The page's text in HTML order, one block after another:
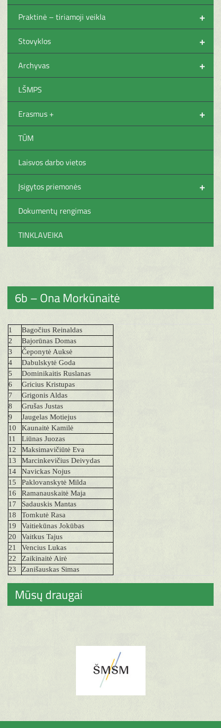
+
Praktinė – tiriamoji veikla
+
Stovyklos
+
Archyvas
LŠMPS
+
Erasmus +
TŪM
Laisvos darbo vietos
+
Įsigytos priemonės
Dokumentų rengimas
TINKLAVEIKA
6b – Ona Morkūnaitė
1
Bagočius Reinaldas
2
Bajorūnas Domas
3
Čeponytė Auksė
4
Dabulskytė Goda
5
Dominikaitis Ruslanas
6
Gricius Kristupas
7
Grigonis Aldas
8
Grušas Justas
9
Jaugelas Motiejus
10
Kaunaitė Kamilė
11
Liūnas Juozas
12
Maksimavičiūtė Eva
13
Marcinkevičius Deivydas
14
Navickas Nojus
15
Paklovanskytė Milda
16
Ramanauskaitė Maja
17
Sadauskis Mantas
18
Tomkutė Rasa
19
Vaitiekūnas Jokūbas
20
Vaitkus Tajus
21
Vencius Lukas
22
Zaikinaitė Airė
23
Zanišauskas Simas
Mūsų draugai